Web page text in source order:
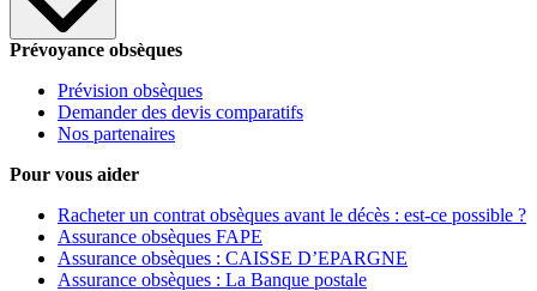
Prévoyance obsèques
Prévision obsèques
Demander des devis comparatifs
Nos partenaires
Pour vous aider
Racheter un contrat obsèques avant le décès : est-ce possible ?
Assurance obsèques FAPE
Assurance obsèques : CAISSE D’EPARGNE
Assurance obsèques : La Banque postale